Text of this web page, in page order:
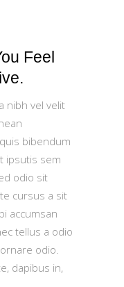
Feel
nibh vel velit
bibendum
ipsutis sem
odio sit
cursus a sit
accumsan
tellus a odio
odio.
dapibus in,